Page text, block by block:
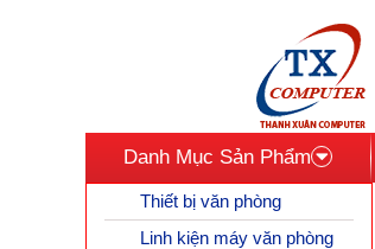
Danh Mục Sản Phẩm
Thiết bị văn phòng
Linh kiện máy văn phòng